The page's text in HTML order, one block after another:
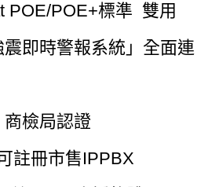
POE/POE+標準 雙用
即時警報系統」全面連
檢局認證
註冊市售IPPBX